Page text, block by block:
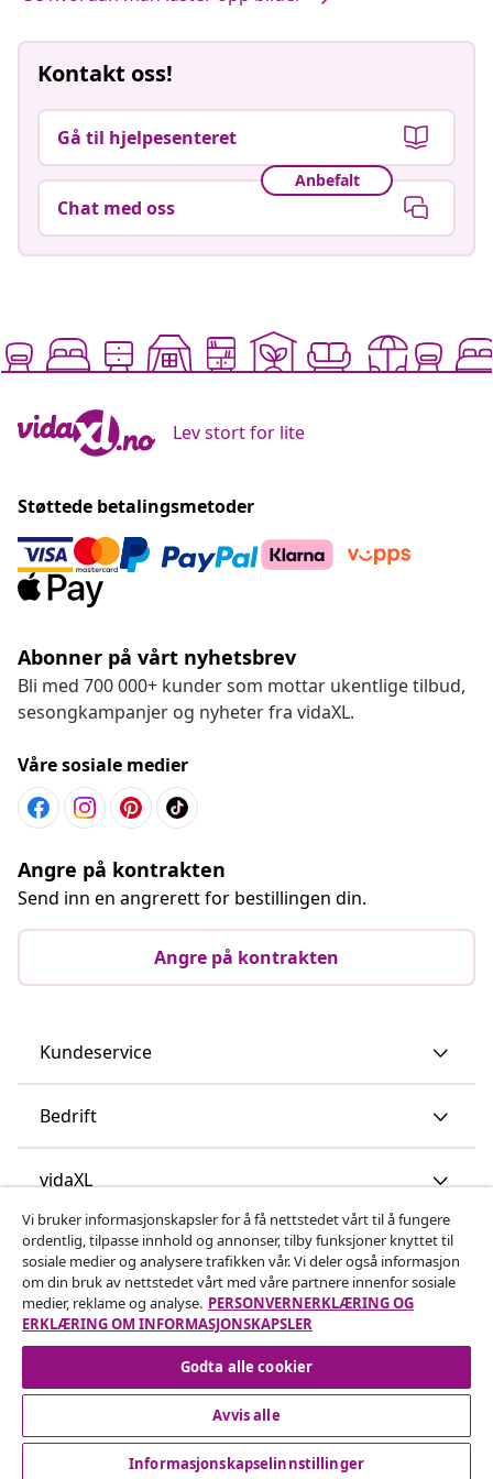
Kontakt oss!
Gå til hjelpesenteret
Anbefalt
Chat med oss
Lev stort for lite
Støttede betalingsmetoder
Abonner på vårt nyhetsbrev
Bli med 700 000+ kunder som mottar ukentlige tilbud,
sesongkampanjer og nyheter fra vidaXL.
Våre sosiale medier
Angre på kontrakten
Send inn en angrerett for bestillingen din.
Angre på kontrakten
Kundeservice
Bedrift
vidaXL
Oppdag mer
© 2008-2026 vidaXL www.vidaxl.no er et nettsted av vidaXL
Marketplace International B.V.
Vi bruker informasjonskapsler for å få nettstedet vårt til å fungere
ordentlig, tilpasse innhold og annonser, tilby funksjoner knyttet til
sosiale medier og analysere trafikken vår. Vi deler også informasjon
om din bruk av nettstedet vårt med våre partnere innenfor sosiale
medier, reklame og analyse. PERSONVERNERKLÆRING OG
ERKLÆRING OM INFORMASJONSKAPSLER
Godta alle cookier
Avvis alle
Informasjonskapselinnstillinger